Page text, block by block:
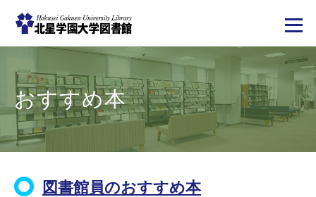
テ
ン
に
移
おすすめ本
図書館員のおすすめ本